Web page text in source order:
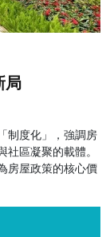
局
制度化」，強調房
區凝聚的載體。
房屋政策的核心價